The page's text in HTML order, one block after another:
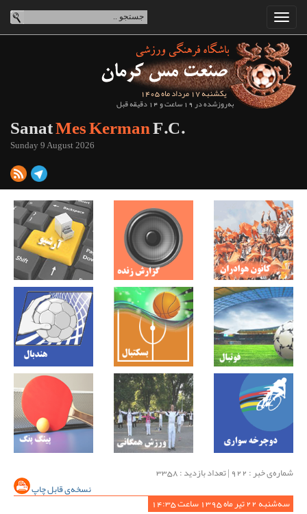
یکشنبه 17 مرداد ماه 1405
به‌روزشده در 19 ساعت و 14 دقیقه قبل
SanatMes KermanF.C.
Sunday 9 August 2026
شماره‌ی خبر : ‌922 | تعداد بازدید : 3358
نسخه‌ی قابل چاپ
سه‌شنبه 22 تیر ماه 1395 ساعت 14:35